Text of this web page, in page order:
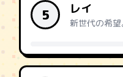
5 レイ
新世代の希望